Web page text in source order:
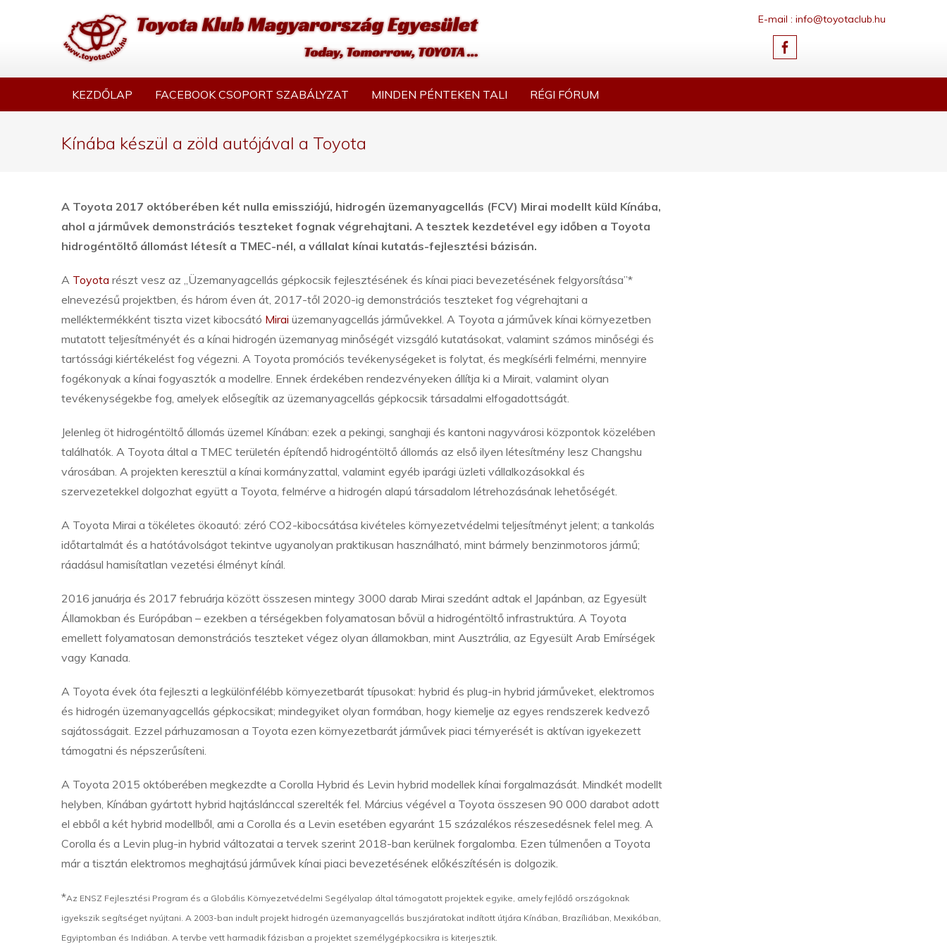
E-mail : info@toyotaclub.hu
KEZDŐLAP FACEBOOK CSOPORT SZABÁLYZAT MINDEN PÉNTEKEN TALI RÉGI FÓRUM
Kínába készül a zöld autójával a Toyota
A Toyota 2017 októberében két nulla emissziójú, hidrogén üzemanyagcellás (FCV) Mirai modellt küld Kínába,
ahol a járművek demonstrációs teszteket fognak végrehajtani. A tesztek kezdetével egy időben a Toyota
hidrogéntöltő állomást létesít a TMEC-nél, a vállalat kínai kutatás-fejlesztési bázisán.
A Toyota részt vesz az „Üzemanyagcellás gépkocsik fejlesztésének és kínai piaci bevezetésének felgyorsítása”*
elnevezésű projektben, és három éven át, 2017-től 2020-ig demonstrációs teszteket fog végrehajtani a
melléktermékként tiszta vizet kibocsátó Mirai üzemanyagcellás járművekkel. A Toyota a járművek kínai környezetben
mutatott teljesítményét és a kínai hidrogén üzemanyag minőségét vizsgáló kutatásokat, valamint számos minőségi és
tartóssági kiértékelést fog végezni. A Toyota promóciós tevékenységeket is folytat, és megkísérli felmérni, mennyire
fogékonyak a kínai fogyasztók a modellre. Ennek érdekében rendezvényeken állítja ki a Mirait, valamint olyan
tevékenységekbe fog, amelyek elősegítik az üzemanyagcellás gépkocsik társadalmi elfogadottságát.
Jelenleg öt hidrogéntöltő állomás üzemel Kínában: ezek a pekingi, sanghaji és kantoni nagyvárosi központok közelében
találhatók. A Toyota által a TMEC területén építendő hidrogéntöltő állomás az első ilyen létesítmény lesz Changshu
városában. A projekten keresztül a kínai kormányzattal, valamint egyéb iparági üzleti vállalkozásokkal és
szervezetekkel dolgozhat együtt a Toyota, felmérve a hidrogén alapú társadalom létrehozásának lehetőségét.
A Toyota Mirai a tökéletes ökoautó: zéró CO2-kibocsátása kivételes környezetvédelmi teljesítményt jelent; a tankolás
időtartalmát és a hatótávolságot tekintve ugyanolyan praktikusan használható, mint bármely benzinmotoros jármű;
ráadásul hamisítatlan vezetési élményt kínál.
2016 januárja és 2017 februárja között összesen mintegy 3000 darab Mirai szedánt adtak el Japánban, az Egyesült
Államokban és Európában – ezekben a térségekben folyamatosan bővül a hidrogéntöltő infrastruktúra. A Toyota
emellett folyamatosan demonstrációs teszteket végez olyan államokban, mint Ausztrália, az Egyesült Arab Emírségek
vagy Kanada.
A Toyota évek óta fejleszti a legkülönfélébb környezetbarát típusokat: hybrid és plug-in hybrid járműveket, elektromos
és hidrogén üzemanyagcellás gépkocsikat; mindegyiket olyan formában, hogy kiemelje az egyes rendszerek kedvező
sajátosságait. Ezzel párhuzamosan a Toyota ezen környezetbarát járművek piaci térnyerését is aktívan igyekezett
támogatni és népszerűsíteni.
A Toyota 2015 októberében megkezdte a Corolla Hybrid és Levin hybrid modellek kínai forgalmazását. Mindkét modellt
helyben, Kínában gyártott hybrid hajtáslánccal szerelték fel. Március végével a Toyota összesen 90 000 darabot adott
el ebből a két hybrid modellből, ami a Corolla és a Levin esetében egyaránt 15 százalékos részesedésnek felel meg. A
Corolla és a Levin plug-in hybrid változatai a tervek szerint 2018-ban kerülnek forgalomba. Ezen túlmenően a Toyota
már a tisztán elektromos meghajtású járművek kínai piaci bevezetésének előkészítésén is dolgozik.
*Az ENSZ Fejlesztési Program és a Globális Környezetvédelmi Segélyalap által támogatott projektek egyike, amely fejlődő országoknak
igyekszik segítséget nyújtani. A 2003-ban indult projekt hidrogén üzemanyagcellás buszjáratokat indított útjára Kínában, Brazíliában, Mexikóban,
Egyiptomban és Indiában. A tervbe vett harmadik fázisban a projektet személygépkocsikra is kiterjesztik.